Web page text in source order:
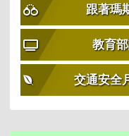
跟著瑪
教育
交通安全